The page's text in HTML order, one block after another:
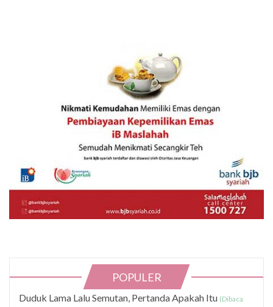
POPULER
Duduk Lama Lalu Semutan, Pertanda Apakah Itu (Dibaca